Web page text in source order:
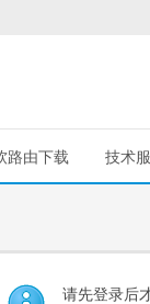
路由下载 技术
请先登录后